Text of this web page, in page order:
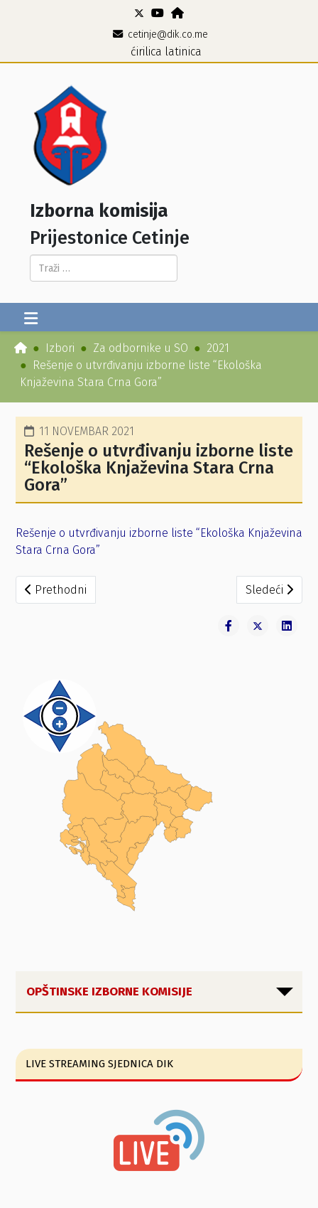
cetinje@dik.co.me
ćirilica latinica
Izborna komisija
Prijestonice Cetinje
Pretraga...
Izbori Za odbornike u SO
2021
Rešenje o utvrđivanju izborne liste “Ekološka
Knjaževina Stara Crna Gora”
11 NOVEMBAR 2021
Rešenje o utvrđivanju izborne liste
“Ekološka Knjaževina Stara Crna
Gora”
Rešenje o utvrđivanju izborne liste “Ekološka Knjaževina
Stara Crna Gora”
Prethodni članak: Rešenje o utvrđivanju izborne liste
Prethodni Sledeći
Sledeći
OPŠTINSKE IZBORNE KOMISIJE
LIVE STREAMING SJEDNICA DIK